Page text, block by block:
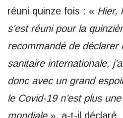
réuni quinze fois : « Hier,
s’est réuni pour la
recommandé de déclarer
sanitaire internationale,
donc avec un grand
le Covid-19 n’est plus
mondiale», a-t-il déclaré.